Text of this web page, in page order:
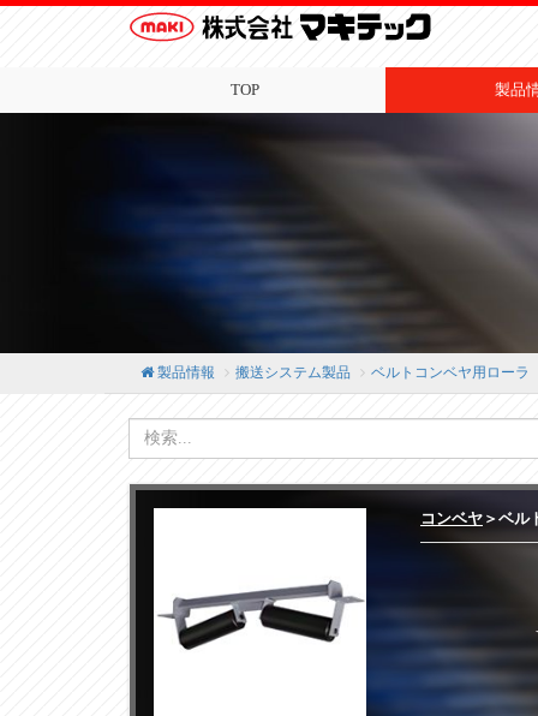
TOP 製品
製品情報 搬送システム製品 ベルトコンベヤ用ローラ
コンベヤ ＞ベル